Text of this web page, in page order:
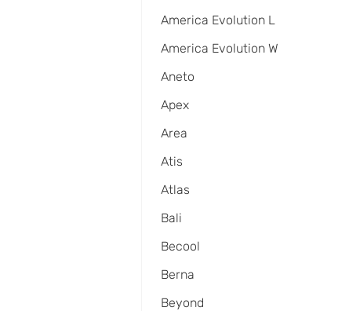
America Evolution L
America Evolution W
Aneto
Apex
Area
Atis
Atlas
Bali
Becool
Berna
Beyond